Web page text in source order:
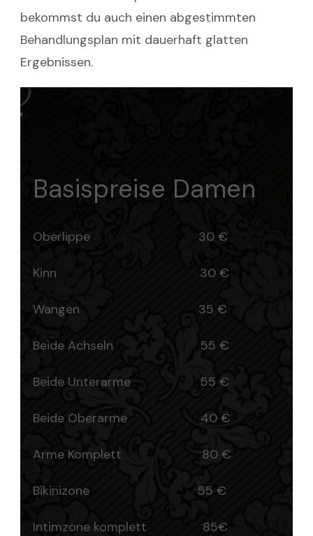
bekommst du auch einen abgestimmten
Behandlungsplan mit dauerhaft glatten
Ergebnissen.
Basispreise Damen
Oberlippe 30 €
Kinn 30 €
Wangen 35 €
Beide Achseln 55 €
Beide Unterarme 55 €
Beide Oberarme 40 €
Arme Komplett 80 €
Bikinizone 55 €
Intimzone komplett 85€